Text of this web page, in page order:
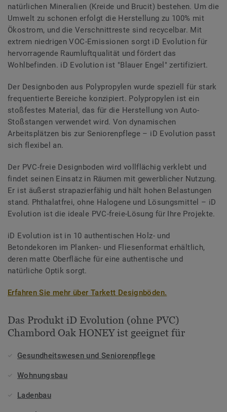
natürlichen Mineralien (Kreide und Brucit) bestehen. Um die
Umwelt zu schonen erfolgt die Herstellung zu 100% mit
Ökostrom, und die Verschnittreste sind recycelbar. Mit
extrem niedrigen VOC-Emissionen sorgt iD Evolution für
hervorragende Raumluftqualität und fördert das
Wohlbefinden. iD Evolution ist "Blauer Engel" zertifiziert.
Der Designboden aus Polypropylen wurde speziell für stark
frequentierte Bereiche konzipiert. Polypropylen ist ein
stoßfestes Material, das für die Herstellung von Auto-
Stoßstangen verwendet wird. Von dynamischen
Arbeitsplätzen bis zur Seniorenpflege – iD Evolution passt
sich flexibel an.
Der PVC-freie Designboden wird vollflächig verklebt und
findet seinen Einsatz in Räumen mit gewerblicher Nutzung.
Er ist äußerst strapazierfähig und hält hohen Belastungen
stand. Phthalatfrei, ohne Halogene und Lösungsmittel – iD
Evolution ist die ideale PVC-freie-Lösung für Ihre Projekte.
iD Evolution ist in 10 authentischen Holz- und
Betondekoren im Planken- und Fliesenformat erhältlich,
deren matte Oberfläche für eine authentische und
natürliche Optik sorgt.
Erfahren Sie mehr über Tarkett Designböden.
Das Produkt iD Evolution (ohne PVC)
Chambord Oak HONEY ist geeignet für
Gesundheitswesen und Seniorenpflege
Wohnungsbau
Ladenbau